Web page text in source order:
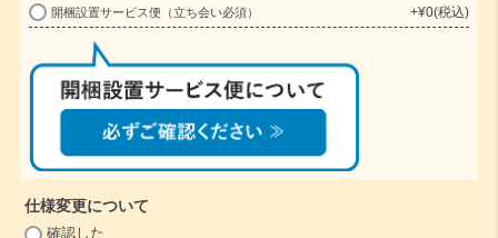
)
開梱設置サービス便（立ち会い必須） +¥0 税込
仕様変更について
確認した